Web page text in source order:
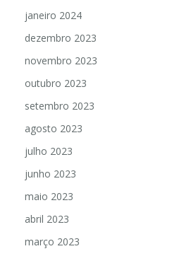
janeiro 2024
dezembro 2023
novembro 2023
outubro 2023
setembro 2023
agosto 2023
julho 2023
junho 2023
maio 2023
abril 2023
março 2023